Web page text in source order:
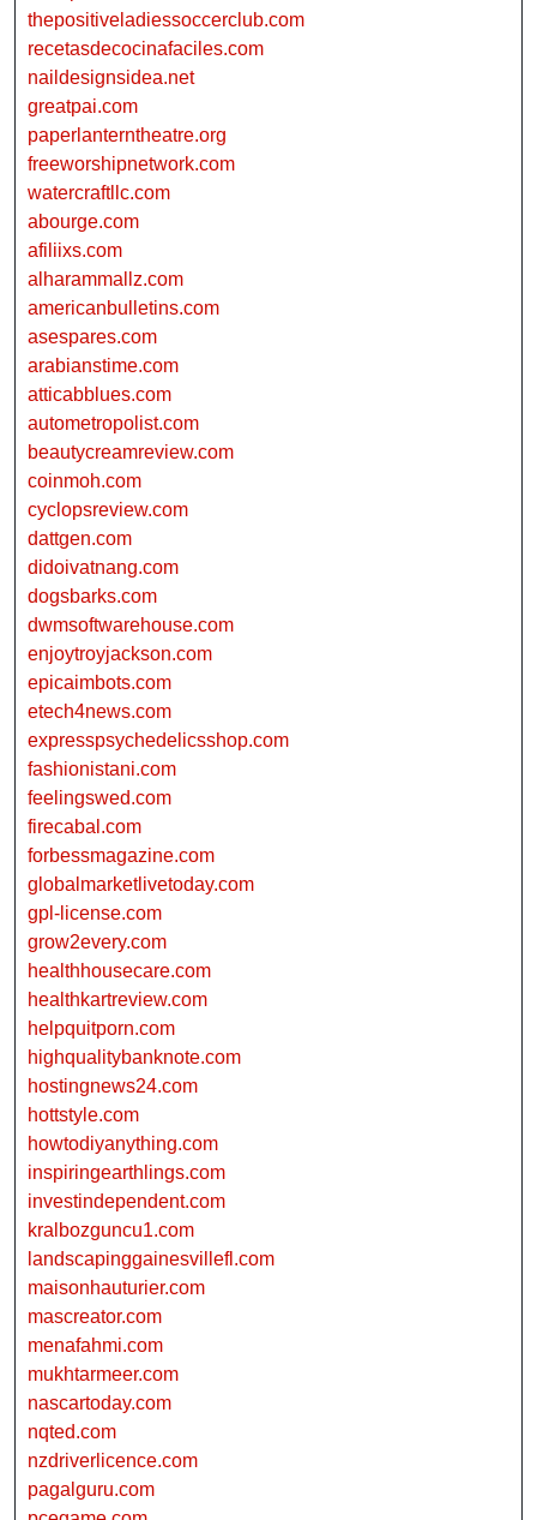
thepositiveladiessoccerclub.com
recetasdecocinafaciles.com
naildesignsidea.net
greatpai.com
paperlanterntheatre.org
freeworshipnetwork.com
watercraftllc.com
abourge.com
afiliixs.com
alharammallz.com
americanbulletins.com
asespares.com
arabianstime.com
atticabblues.com
autometropolist.com
beautycreamreview.com
coinmoh.com
cyclopsreview.com
dattgen.com
didoivatnang.com
dogsbarks.com
dwmsoftwarehouse.com
enjoytroyjackson.com
epicaimbots.com
etech4news.com
expresspsychedelicsshop.com
fashionistani.com
feelingswed.com
firecabal.com
forbessmagazine.com
globalmarketlivetoday.com
gpl-license.com
grow2every.com
healthhousecare.com
healthkartreview.com
helpquitporn.com
highqualitybanknote.com
hostingnews24.com
hottstyle.com
howtodiyanything.com
inspiringearthlings.com
investindependent.com
kralbozguncu1.com
landscapinggainesvillefl.com
maisonhauturier.com
mascreator.com
menafahmi.com
mukhtarmeer.com
nascartoday.com
nqted.com
nzdriverlicence.com
pagalguru.com